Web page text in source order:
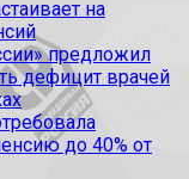
на
предложил
дефицит врачей
до 40% от